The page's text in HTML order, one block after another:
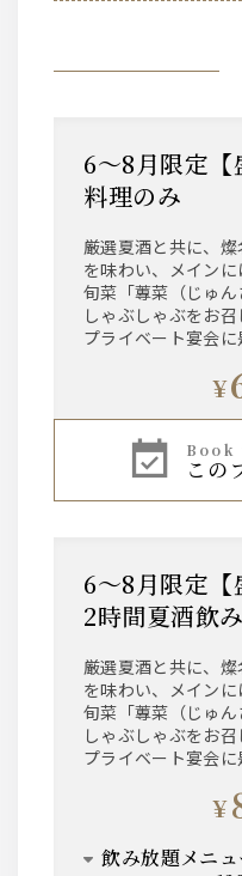
6～8月限定【盛夏seikaコース】
料理のみ
厳選夏酒と共に、燦
を味わい、メイン
旬菜「蓴菜（じゅ
しゃぶしゃぶをお
プライベート宴会に
¥
こ
6～8月限定【盛夏seikaコース】
2時間夏酒飲
厳選夏酒と共に、燦
を味わい、メイン
旬菜「蓴菜（じゅ
しゃぶしゃぶをお
プライベート宴会に
¥
飲み放題メニ